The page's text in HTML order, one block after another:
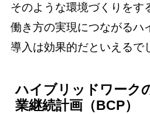
そのような環境づくりをす
働き方の実現につながるハ
導入は効果的だといえるで
ハイブリッドワーク
業継続計画（BCP）